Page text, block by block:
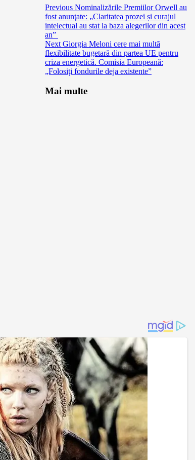
Previous Nominalizările Premiilor Orwell au
fost anunţate: „Claritatea prozei și curajul
intelectual au stat la baza alegerilor din acest
an”
Next Giorgia Meloni cere mai multă
flexibilitate bugetară din partea UE pentru
criza energetică. Comisia Europeană:
„Folosiți fondurile deja existente”
Mai multe